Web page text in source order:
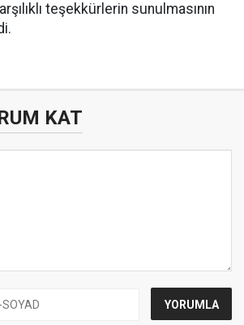
teşekkürlerin sunulmasının
KAT